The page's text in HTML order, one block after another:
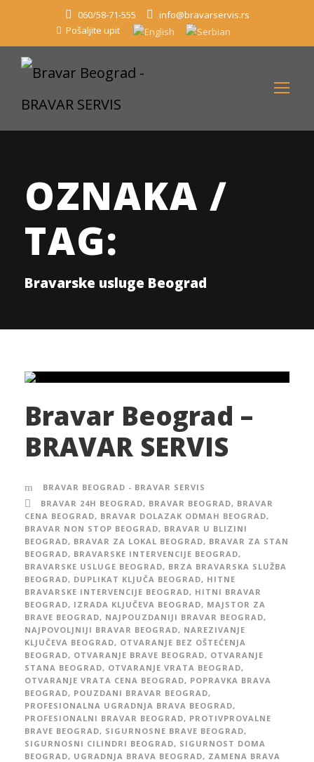
060/58-71-555
info@bravarservis.rs
Pošaljite upit
OZNAKA /
TAG:
Bravarske usluge Beograd
Bravar Beograd –
BRAVAR SERVIS
BRAVAR BEOGRAD - BRAVAR SERVIS
BRAVAR 24H BEOGRAD, BRAVAR BEOGRAD, BRAVAR
CENA BEOGRAD, BRAVAR DOLAZAK ODMAH BEOGRAD,
BRAVAR NON STOP BEOGRAD, BRAVAR U BLIZINI
BEOGRAD, BRAVAR ZA LOKAL BEOGRAD, BRAVAR ZA STAN
BEOGRAD, BRAVARSKE INTERVENCIJE BEOGRAD,
BRAVARSKE USLUGE BEOGRAD, BRZA BRAVARSKA SLUŽBA
BEOGRAD, DUPLIKAT KLJUČA BEOGRAD, HITNE
BRAVARSKE INTERVENCIJE BEOGRAD, HITNI BRAVAR
BEOGRAD, IZRADA KLJUČEVA BEOGRAD, MAJSTOR ZA
BRAVE BEOGRAD, NAJPOUZDANIJI BRAVAR BEOGRAD,
NAJPOVOLJNIJI BRAVAR BEOGRAD, NAREZIVANJE
KLJUČEVA BEOGRAD, OTVARANJE BEZ OŠTEĆENJA
BEOGRAD, OTVARANJE BRAVE BEOGRAD, OTVARANJE
STANA BEOGRAD, OTVARANJE VRATA BEOGRAD,
OTVARANJE VRATA CENA BEOGRAD, POPRAVKA BRAVA
BEOGRAD, POUZDANI BRAVAR BEOGRAD,
PROFESIONALNA UGRADNJA BRAVA BEOGRAD,
PROFESIONALNI BRAVAR BEOGRAD, PROTIVPROVALNE
BRAVE BEOGRAD, SIGURNOSNE BRAVE BEOGRAD,
SIGURNOSNI CILINDRI BEOGRAD, SIGURNOST DOMA
BEOGRAD, UGRADNJA BRAVA BEOGRAD, ZAMENA BRAVA